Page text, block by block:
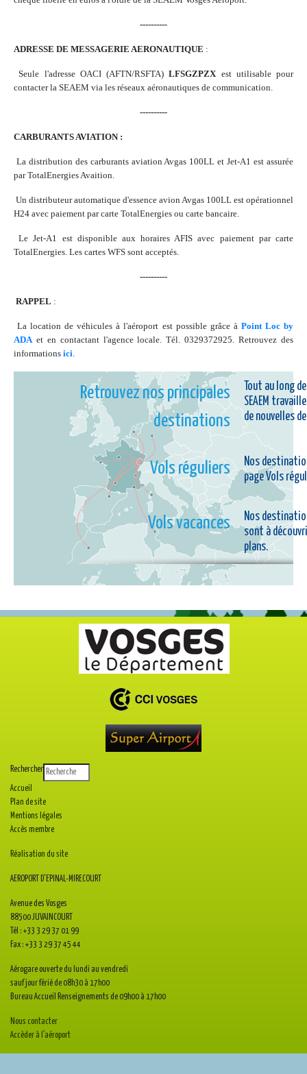
----------
ADRESSE DE MESSAGERIE AERONAUTIQUE :
Seule l'adresse OACI (AFTN/RSFTA)LFSGZPZXest utilisable pour
contacter la SEAEM via les réseaux aéronautiques de communication.
----------
CARBURANTS AVIATION :
La distribution des carburants aviation Avgas 100LL et Jet-A1 est assurée
par TotalEnergies Avaition.
Un distributeur automatique d'essence avion Avgas 100LL est opérationnel
H24 avec paiement par carte TotalEnergies ou carte bancaire.
Le Jet-A1 est disponible aux horaires AFIS avec paiement par carte
TotalEnergies. Les cartes WFS sont acceptés.
----------
RAPPEL :
La location de véhicules à l'aéroport est possible grâce à Point Loc by
ADAet en contactant l'agence locale. Tél. 0329372925. Retrouvez des
informations ici.
Retrouvez nos principales
destinations
Tout au long
SEAEM
de nouvelles
Vols réguliers
Nos
page Vols
Vols vacances
Nos
sont à
plans.
Rechercher
Accueil
Plan de site
Mentions légales
Accès membre
Réalisation du site
AEROPORT D'EPINAL-MIRECOURT
Avenue des Vosges
88500 JUVAINCOURT
Tél : +33 3 29 37 01 99
Fax : +33 3 29 37 45 44
Aérogare ouverte du lundi au vendredi
sauf jour férié de 08h30 à 17h00
Bureau Accueil Renseignements de 09h00 à 17h00
Nous contacter
Accèder à l’aéroport